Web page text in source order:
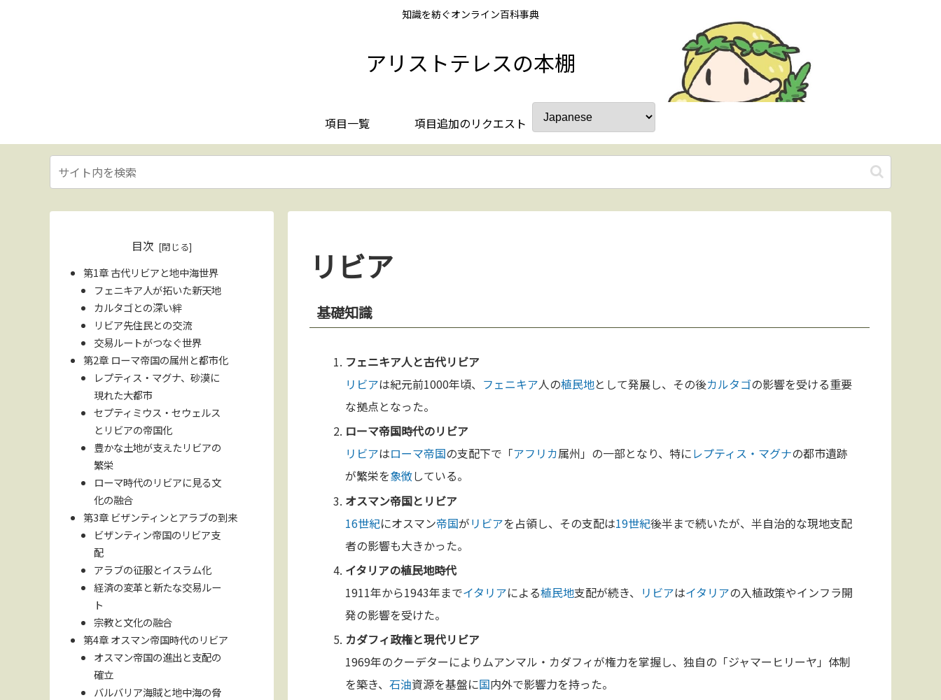
知識を紡ぐオンライン百科事典
アリストテレスの本棚
項目一覧 項目追加のリクエスト
リビア
基礎知識
フェニキア人と古代リビア
リビアは紀元前1000年頃、 フェニキア人の植民地として発展し、その後カルタゴの影響を受ける重要
な拠点となった。
ローマ帝国時代のリビア
リビアはローマ帝国の支配下で「アフリカ属州」の一部となり、特にレプティス・マグナの都市遺跡
が繁栄を象徴している。
オスマン帝国と リビア
16世紀にオスマン帝国がリビアを占領し、その支配は19世紀後半まで続いたが、半自治的な現地支配
者の影響も大きかった。
イタリアの植民地時代
1911年から1943年までイタリアによる植民地支配が続き、 リビアはイタリアの入植政策やインフラ開
発の影響を受けた。
カダフィ政権と現代リビア
1969年のクーデターによりムアンマル・カダフィが権力を掌握し、独自の「ジャマーヒリーヤ」体制
を築き、石油資源を基盤に国内外で影響力を持った。
目次
第1章 古代リビアと地中海世界
フェニキア人が拓いた新天地
カルタゴとの深い絆
リビア先住民との交流
交易ルートがつなぐ世界
第2章 ローマ帝国の属州と都市化
レプティス・マグナ、砂漠に
現れた大都市
セプティミウス・セウェルス
とリビアの帝国化
豊かな土地が支えたリビアの
繁栄
ローマ時代のリビアに見る文
化の融合
第3章 ビザンティンとアラブの到来
ビザンティン帝国のリビア支
配
アラブの征服とイスラム化
経済の変革と新たな交易ルー
ト
宗教と文化の融合
第4章 オスマン帝国時代のリビア
オスマン帝国の進出と支配の
確立
バルバリア海賊と地中海の脅